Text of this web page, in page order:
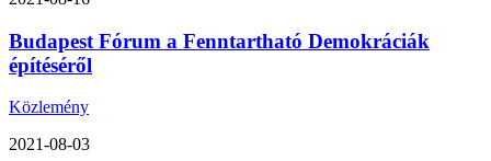
Budapest Fórum a Fenntartható Demokráciák
építéséről
Közlemény
2021-08-03